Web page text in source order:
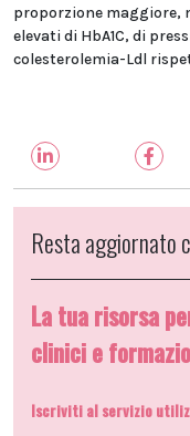
proporzione maggiore,
elevati di HbA1C, di
colesterolemia-Ldl
Resta aggiornato
La tua risorsa
clinici e
Iscriviti al servizio